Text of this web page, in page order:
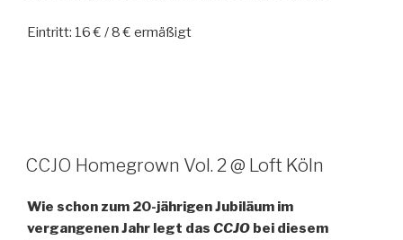
Eintritt: 16 € / 8 € ermäßigt
CCJO Homegrown Vol. 2 @ Loft Köln
Wie schon zum 20-jährigen Jubiläum im
vergangenen Jahr legt das CCJO bei diesem